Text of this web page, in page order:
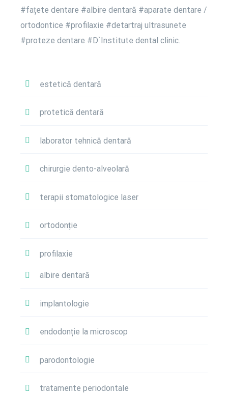
#fațete dentare #albire dentară #aparate dentare /
ortodontice #profilaxie #detartraj ultrasunete
#proteze dentare #D`Institute dental clinic.
estetică dentară
protetică dentară
laborator tehnică dentară
chirurgie dento-alveolară
terapii stomatologice laser
ortodonție
profilaxie
albire dentară
implantologie
endodonție la microscop
parodontologie
tratamente periodontale